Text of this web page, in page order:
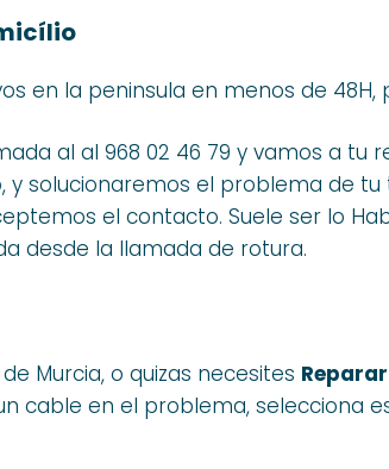
en la peninsula en menos de 48H,
al al 968 02 46 79 y vamos a tu
solucionaremos el problema de
el contacto. Suele ser lo
desde la llamada de rotura.
Murcia, o quizas necesites
cable en el problema, selecciona